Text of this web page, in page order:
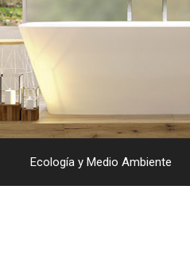
Ecología y Medio Ambiente